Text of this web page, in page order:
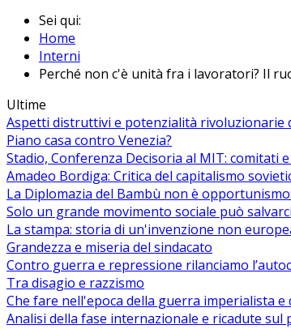
Sei qui:
Home
Interni
Perché non c'è unità fra i lavoratori? Il
Ultime
Aspetti distruttivi e potenzialità rivoluzionarie
Piano casa contro Venezia?
Stadio, Conferenza Decisoria al MIT: comitati
Amadeo Bordiga: Critica del capitalismo
La Diplomazia del Bambù non è
Solo un grande movimento sociale può
La stampa: storia di un'invenzione non
Grandezza e miseria del sindacato
Contro guerra e repressione rilanciamo
Tra disagio e razzismo
Che fare nell'epoca della guerra imperialista
Analisi della fase internazionale e ricadute sul